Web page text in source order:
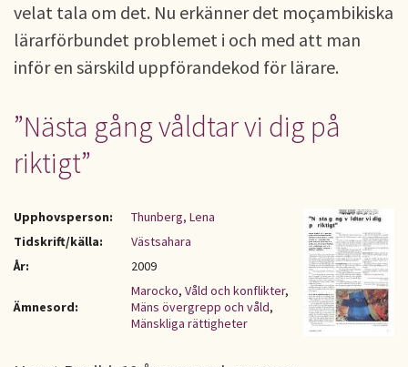
velat tala om det. Nu erkänner det moçambikiska
lärarförbundet problemet i och med att man
inför en särskild uppförandekod för lärare.
”Nästa gång våldtar vi dig på
riktigt”
Upphovsperson:
Thunberg, Lena
Tidskrift/källa:
Västsahara
År:
2009
Ämnesord:
Marocko, Våld och konflikter,
Mäns övergrepp och våld,
Mänskliga rättigheter